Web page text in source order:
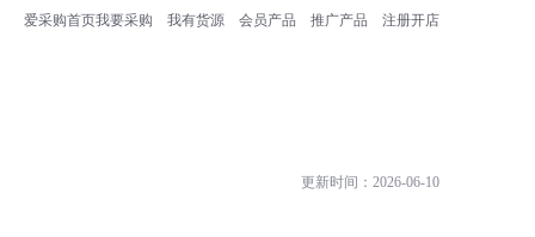
爱采购首页我要采购 我有货源 会员产品 推广产品 注册开店
更新时间：2026-06-10